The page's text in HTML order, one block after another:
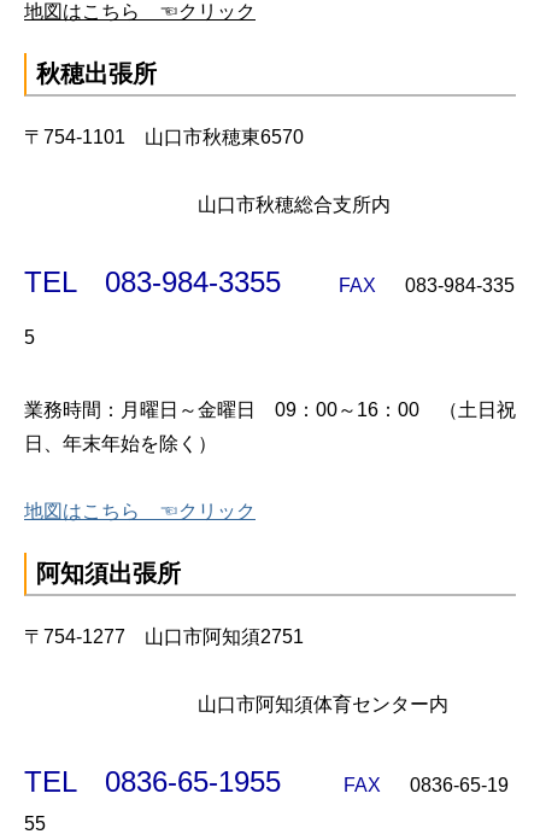
地図はこちら ☜クリック
秋穂出張所
〒754-1101 山口市秋穂東6570
山口市秋穂総合支所内
TEL 083-984-3355 FAX 083-984-335
5
業務時間：月曜日～金曜日 09：00～16：00
（土日祝
日、年末年始を除く）
地図はこちら ☜クリック
阿知須出張所
〒754-1277 山口市阿知須2751
山口市阿知須体育センター内
TEL 0836-65-1955 FAX
0836-65-19
55